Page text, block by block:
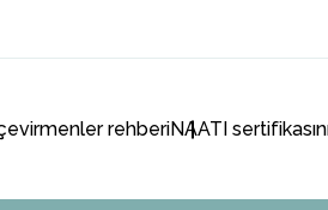
rehberiNAATI